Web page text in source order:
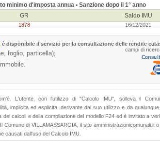
minimo d'imposta annua • Sanzione dopo il 1° anno
GR Saldo IMU
1878 16/12/2021
è disponibile il servizio per la consultazione delle rendite
campi di
foglio, particella);
L'utente, con l'utilizzo di "Calcolo IMU", solleva il
implicita ed esplicita, derivante dal suo utilizzo e da
calcoli e della compilazione del modello F24 ed è invitato a
di VILLAMASSARGIA, il sito amministrazionicomunali.it
causati dall'uso del Calcolo IMU.